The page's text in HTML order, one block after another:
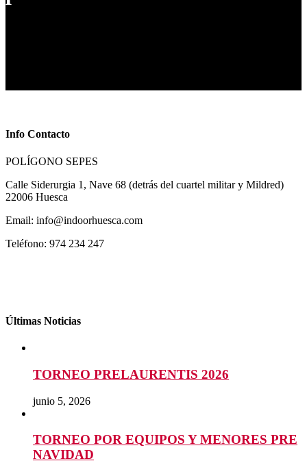
Info Contacto
POLÍGONO SEPES
Calle Siderurgia 1, Nave 68 (detrás del cuartel militar y Mildred)
22006 Huesca
Email: info@indoorhuesca.com
Teléfono: 974 234 247
Últimas Noticias
TORNEO PRELAURENTIS 2026
junio 5, 2026
TORNEO POR EQUIPOS Y MENORES PRE
NAVIDAD